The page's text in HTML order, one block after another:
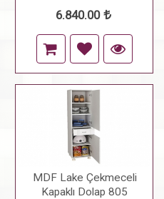
6.840.00
MDF Lake Çekmeceli
Kapaklı Dolap 805